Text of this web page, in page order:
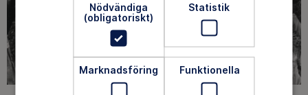
Nödvändiga
(obligatoriskt)
Statistik
Marknadsföring Funktionella